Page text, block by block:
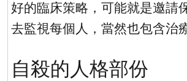
好的臨床策略，可能就是邀請
去監視每個人，當然也包含治
自殺的人格部份